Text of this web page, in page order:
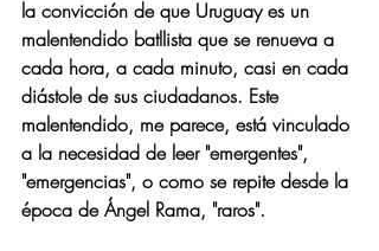
la convicción de que Uruguay es un
malentendido batllista que se renueva a
cada hora, a cada minuto, casi en cada
diástole de sus ciudadanos. Este
malentendido, me parece, está vinculado
a la necesidad de leer "emergentes",
"emergencias", o como se repite desde la
época de Ángel Rama, "raros".